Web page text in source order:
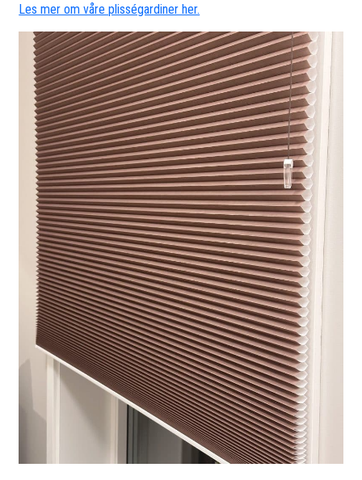
Les mer om våre plisségardiner her.